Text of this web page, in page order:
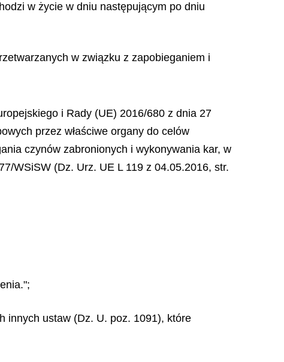
w życie w dniu następującym po dniu
w związku z zapobieganiem i
i Rady (UE) 2016/680 z dnia 27
przez właściwe organy do celów
czynów zabronionych i wykonywania kar, w
WSiSW (Dz. Urz. UE L 119 z 04.05.2016, str.
innych ustaw (Dz. U. poz. 1091), które